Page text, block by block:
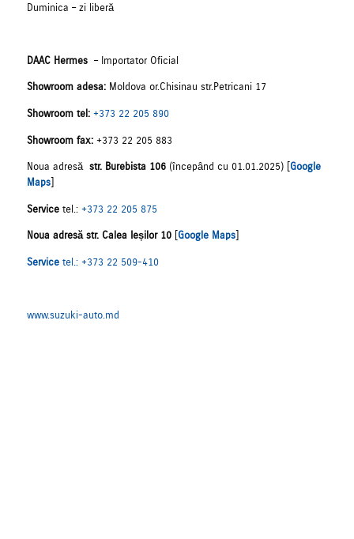
Duminica – zi liberă
DAAC Hermes – Importator Oficial
Showroom adesa: Moldova or.Chisinau str.Petricani 17
Showroom tel: +373 22 205 890
Showroom fax: +373 22 205 883
Noua adresă str. Burebista 106 (începând cu 01.01.2025) [ Google
Maps
Service tel.: +373 22 205 875
Noua adresă str. Calea Ieșilor 10 Google Maps
Service tel.: +373 22 509-410
www.suzuki-auto.md